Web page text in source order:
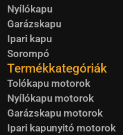
Nyílókapu
Garázskapu
Ipari kapu
Sorompó
Termékkategóriák
Tolókapu motorok
Nyílókapu motorok
Garázskapu motorok
Ipari kapunyitó motorok